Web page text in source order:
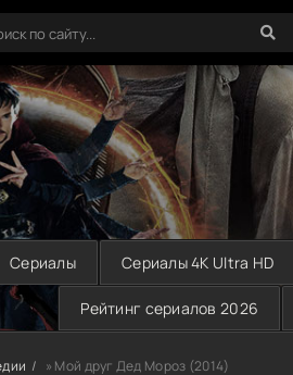
Сериалы Сериалы 4K Ultra HD
Рейтинг сериалов 2026
» Мой друг Дед Мороз (2014)